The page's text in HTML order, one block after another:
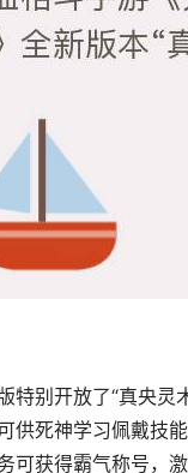
特别开放了“真央
供死神学习佩戴技
可获得霸气称号，